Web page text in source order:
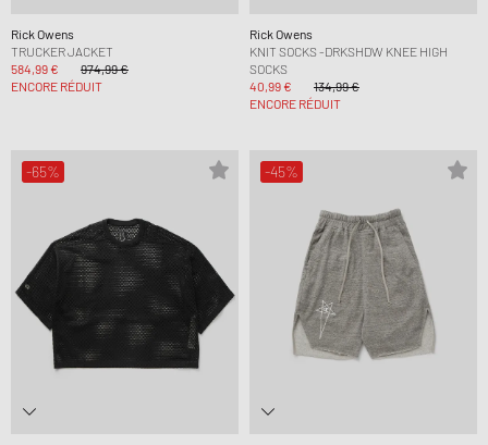
Rick Owens
TRUCKER JACKET
584,99 €
974,99 €
ENCORE RÉDUIT
Rick Owens
KNIT SOCKS -DRKSHDW KNEE HIGH
SOCKS
40,99 €
134,99 €
ENCORE RÉDUIT
-65% -45%